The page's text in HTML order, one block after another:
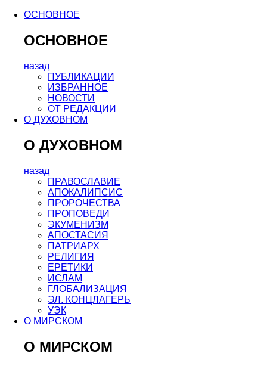
ОСНОВНОЕ
ОСНОВНОЕ
назад
ПУБЛИКАЦИИ
ИЗБРАННОЕ
НОВОСТИ
ОТ РЕДАКЦИИ
О ДУХОВНОМ
О ДУХОВНОМ
назад
ПРАВОСЛАВИЕ
АПОКАЛИПСИС
ПРОРОЧЕСТВА
ПРОПОВЕДИ
ЭКУМЕНИЗМ
АПОСТАСИЯ
ПАТРИАРХ
РЕЛИГИЯ
ЕРЕТИКИ
ИСЛАМ
ГЛОБАЛИЗАЦИЯ
ЭЛ. КОНЦЛАГЕРЬ
УЭК
О МИРСКОМ
О МИРСКОМ